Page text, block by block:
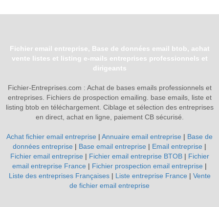
Fichier email entreprise, Base de données email btob, achat
vente listes et listing e-mails entreprises professionnels et
dirigeants
Fichier-Entreprises.com : Achat de bases emails professionnels et
entreprises. Fichiers de prospection emailing. base emails, liste et
listing btob en téléchargement. Ciblage et sélection des entreprises
en direct, achat en ligne, paiement CB sécurisé.
Achat fichier email entreprise | Annuaire email entreprise | Base de
données entreprise | Base email entreprise | Email entreprise |
Fichier email entreprise | Fichier email entreprise BTOB| Fichier
email entreprise France | Fichier prospection email entreprise |
Liste des entreprises Françaises| Liste entreprise France | Vente
de fichier email entreprise